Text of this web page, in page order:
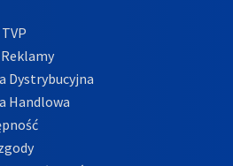
Dystrybucyjna
Handlowa